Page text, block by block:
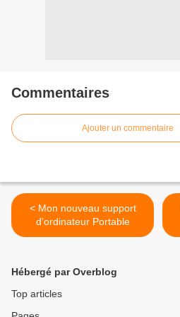
Commentaires
Ajouter un commentaire
< Mon nouveau support
d'ordinateur Portable
Hébergé par Overblog
Top articles